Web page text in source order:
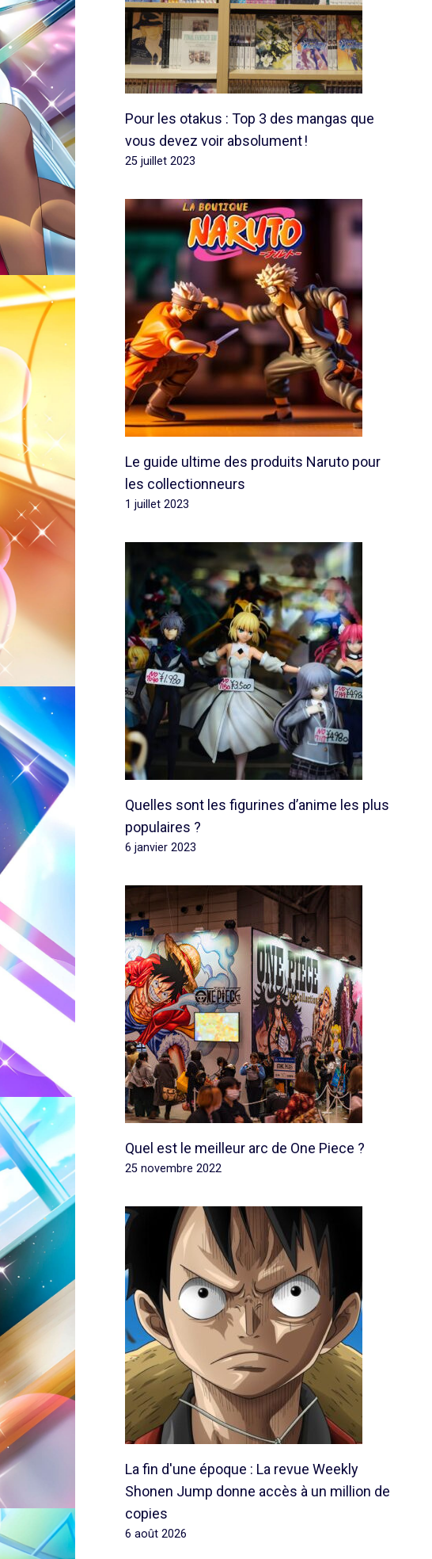
Pour les otakus : Top 3 des mangas que
vous devez voir absolument !
25 juillet 2023
Le guide ultime des produits Naruto pour
les collectionneurs
1 juillet 2023
Quelles sont les figurines d’anime les plus
populaires ?
6 janvier 2023
Quel est le meilleur arc de One Piece ?
25 novembre 2022
La fin d'une époque : La revue Weekly
Shonen Jump donne accès à un million de
copies
6 août 2026